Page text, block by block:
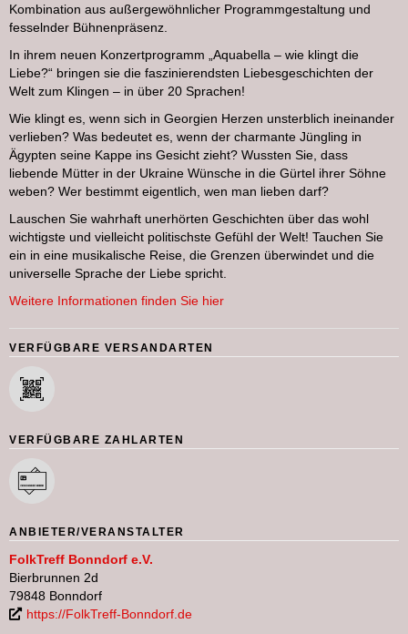
Kombination aus außergewöhnlicher Programmgestaltung und
fesselnder Bühnenpräsenz.
In ihrem neuen Konzertprogramm „Aquabella – wie klingt die
Liebe?“ bringen sie die faszinierendsten Liebesgeschichten der
Welt zum Klingen – in über 20 Sprachen!
Wie klingt es, wenn sich in Georgien Herzen unsterblich ineinander
verlieben? Was bedeutet es, wenn der charmante Jüngling in
Ägypten seine Kappe ins Gesicht zieht? Wussten Sie, dass
liebende Mütter in der Ukraine Wünsche in die Gürtel ihrer Söhne
weben? Wer bestimmt eigentlich, wen man lieben darf?
Lauschen Sie wahrhaft unerhörten Geschichten über das wohl
wichtigste und vielleicht politischste Gefühl der Welt! Tauchen Sie
ein in eine musikalische Reise, die Grenzen überwindet und die
universelle Sprache der Liebe spricht.
Weitere Informationen finden Sie hier
VERFÜGBARE VERSANDARTEN
VERFÜGBARE ZAHLARTEN
ANBIETER/VERANSTALTER
FolkTreff Bonndorf e.V.
Bierbrunnen 2d
79848 Bonndorf
https://FolkTreff-Bonndorf.de